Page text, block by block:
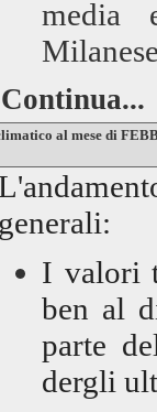
media
al mese di
generali:
I valori
ben al
parte
dergli